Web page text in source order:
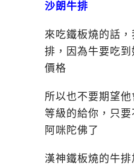
沙朗牛排
來吃鐵板燒的話
排，因為牛要吃
價格
所以也不要期望
等級的給你，只
阿咪陀佛了
漢神鐵板燒的牛